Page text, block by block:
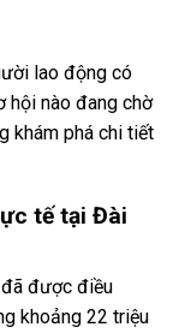
lao động có
hội nào đang chờ
khám phá chi tiết
tế tại Đài
được điều
khoảng 22 triệu